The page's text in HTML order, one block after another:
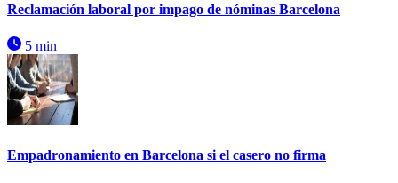
Reclamación laboral por impago de nóminas Barcelona
5 min
Empadronamiento en Barcelona si el casero no firma